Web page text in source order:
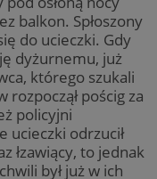
balkon. Spłoszony
do ucieczki. Gdy
dyżurnemu, już
którego szukali
pościg za
policyjni
ucieczki odrzucił
łzawiący, to jednak
był już w ich